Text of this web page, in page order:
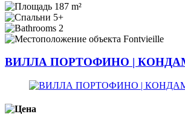
187 m²
5+
2
Fontvieille
ВИЛЛА ПОРТОФИНО |